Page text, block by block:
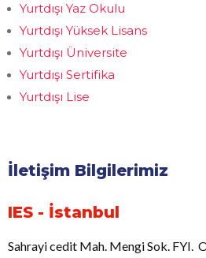
Yurtdışı Yaz Okulu
Yurtdışı Yüksek Lisans
Yurtdışı Üniversite
Yurtdışı Sertifika
Yurtdışı Lise
İletişim Bilgilerimiz
IES - İstanbul
Sahrayi cedit Mah. Mengi Sok. FYI.